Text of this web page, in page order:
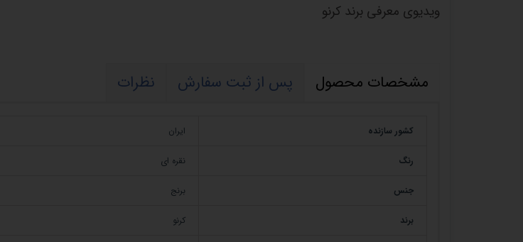
ویدیوی معرفی برند کرنو
مشخصات محصول پس از ثبت سفارش نظرات
کشور سازنده ایران
رنگ نقره ای
جنس برنج
برند کرنو